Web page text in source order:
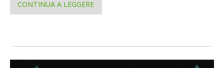
CONTINUA A LEGGERE